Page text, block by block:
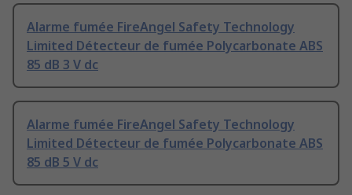
Alarme fumée FireAngel Safety Technology
Limited Détecteur de fumée Polycarbonate ABS
85 dB 3 V dc
Alarme fumée FireAngel Safety Technology
Limited Détecteur de fumée Polycarbonate ABS
85 dB 5 V dc